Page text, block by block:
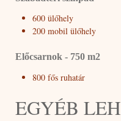
600 ülőhely
200 mobil ülőhely
Előcsarnok - 750 m2
800 fős ruhatár
EGYÉB